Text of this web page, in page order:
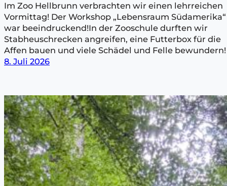
Im Zoo Hellbrunn verbrachten wir einen lehrreichen
Vormittag! Der Workshop „Lebensraum Südamerika“
war beeindruckend!In der Zooschule durften wir
Stabheuschrecken angreifen, eine Futterbox für die
Affen bauen und viele Schädel und Felle bewundern!
8. Juli 2026